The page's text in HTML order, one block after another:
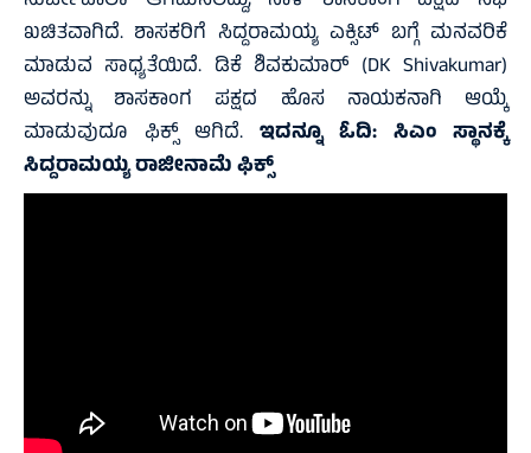
ಖಚಿತವಾಗಿದೆ. ಶಾಸಕರಿಗೆ ಸಿದ್ದರಾಮಯ್ಯ ಎಕ್ಸಿಟ್ ಬಗ್ಗೆ ಮನವರಿಕೆ
ಮಾಡುವ ಸಾಧ್ಯತೆಯಿದೆ. ಡಿಕೆ ಶಿವಕುಮಾರ್ (DK Shivakumar)
ಅವರನ್ನು ಶಾಸಕಾಂಗ ಪಕ್ಷದ ಹೊಸ ನಾಯಕನಾಗಿ ಆಯ್ಕೆ
ಮಾಡುವುದೂ ಫಿಕ್ಸ್ ಆಗಿದೆ. ಇದನ್ನೂ ಓದಿ: ಸಿಎಂ ಸ್ಥಾನಕ್ಕೆ
ಸಿದ್ದರಾಮಯ್ಯ ರಾಜೀನಾಮೆ ಫಿಕ್ಸ್‌